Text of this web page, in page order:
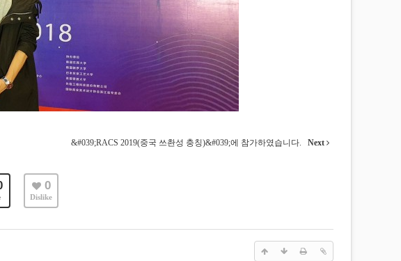
&#039;RACS 2019(중국 쓰촨성 충칭)&#039;에 참가하였습니다. Next
0
Dislike